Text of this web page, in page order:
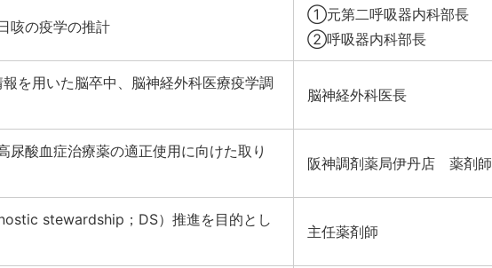
咳の疫学の推計
①元第二呼吸器内科部長
②呼吸器内科部長
を用いた脳卒中、脳神経外科医療疫学調
脳神経外科医長
尿酸血症治療薬の適正使用に向けた取り
阪神調剤薬局伊丹店 薬剤師
stewardship；DS）推進を目的とし
主任薬剤師